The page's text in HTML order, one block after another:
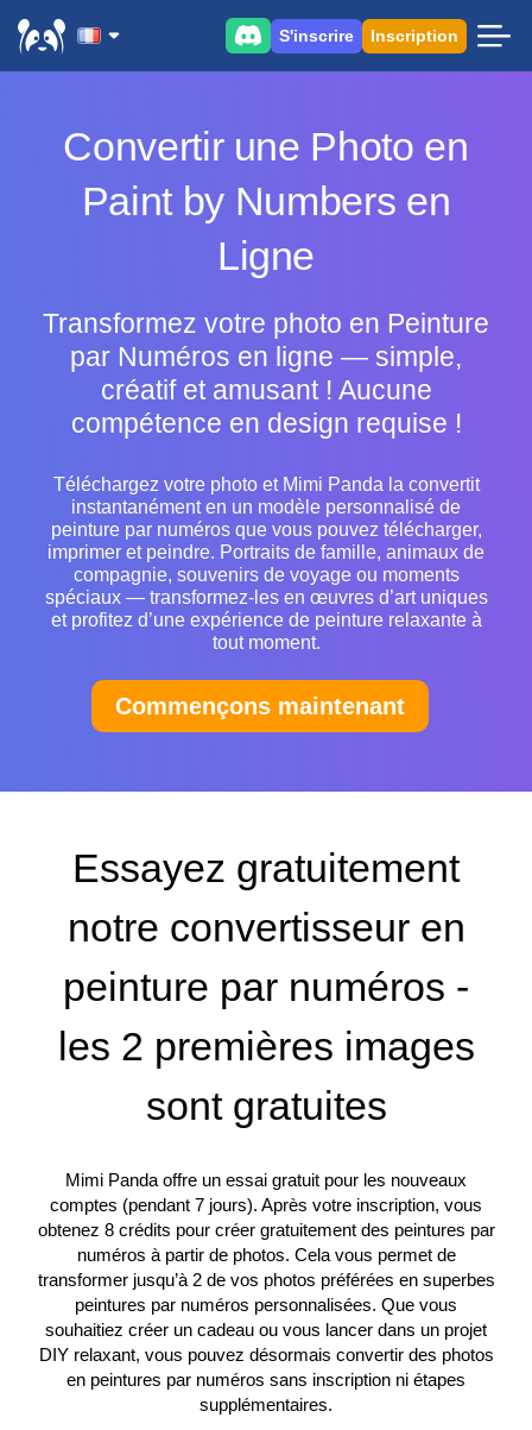
S'inscrire Inscription
Convertir une Photo en
Paint by Numbers en
Ligne
Transformez votre photo en Peinture
par Numéros en ligne — simple,
créatif et amusant ! Aucune
compétence en design requise !
Téléchargez votre photo et Mimi Panda la convertit
instantanément en un modèle personnalisé de
peinture par numéros que vous pouvez télécharger,
imprimer et peindre. Portraits de famille, animaux de
compagnie, souvenirs de voyage ou moments
spéciaux — transformez-les en œuvres d’art uniques
et profitez d’une expérience de peinture relaxante à
tout moment.
Commençons maintenant
Essayez gratuitement
notre convertisseur en
peinture par numéros -
les 2 premières images
sont gratuites
Mimi Panda offre un essai gratuit pour les nouveaux
comptes (pendant 7 jours). Après votre inscription, vous
obtenez 8 crédits pour créer gratuitement des peintures par
numéros à partir de photos. Cela vous permet de
transformer jusqu’à 2 de vos photos préférées en superbes
peintures par numéros personnalisées. Que vous
souhaitiez créer un cadeau ou vous lancer dans un projet
DIY relaxant, vous pouvez désormais convertir des photos
en peintures par numéros sans inscription ni étapes
supplémentaires.